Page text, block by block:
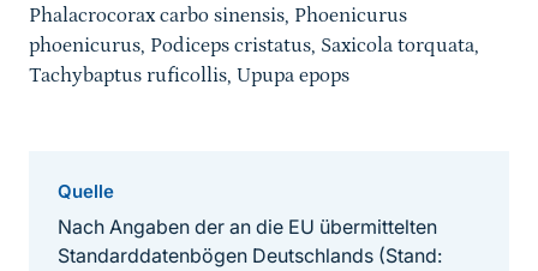
Phalacrocorax carbo sinensis, Phoenicurus
phoenicurus, Podiceps cristatus, Saxicola torquata,
Tachybaptus ruficollis, Upupa epops
Quelle
Nach Angaben der an die EU übermittelten
Standarddatenbögen Deutschlands (Stand: